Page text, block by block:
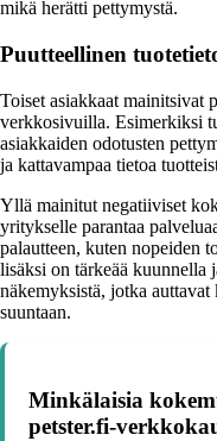
mikä herätti pettymystä.
Puutteellinen
Toiset asiakkaat mainitsivat
verkkosivuilla. Esimerkiksi
asiakkaiden odotusten
ja kattavampaa tietoa
Yllä mainitut negatiiviset
yritykselle parantaa
palautteen, kuten nopeiden
lisäksi on tärkeää kuunnella
näkemyksistä, jotka auttavat
suuntaan.
Minkälaisia
petster.fi-